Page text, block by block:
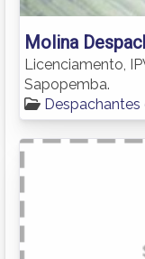
Molina
Licenciamento,
Sapopemba.